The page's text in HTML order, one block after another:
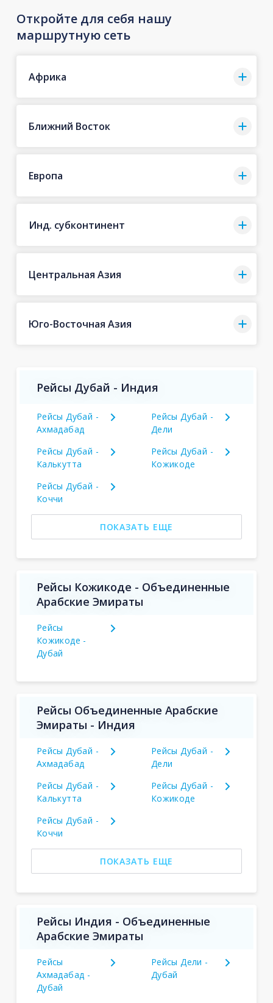
Откройте для себя нашу
маршрутную сеть
Африка
Ближний Восток
Европа
Инд. субконтинент
Центральная Азия
Юго-Восточная Азия
Рейсы Дубай - Индия
Рейсы Дубай -
Ахмадабад
Рейсы Дубай -
Дели
Рейсы Дубай -
Калькутта
Рейсы Дубай -
Кожикоде
Рейсы Дубай -
Коччи
ПОКАЗАТЬ ЕЩЕ
Рейсы Кожикоде - Объединенные
Арабские Эмираты
Рейсы
Кожикоде -
Дубай
Рейсы Объединенные Арабские
Эмираты - Индия
Рейсы Дубай -
Ахмадабад
Рейсы Дубай -
Дели
Рейсы Дубай -
Калькутта
Рейсы Дубай -
Кожикоде
Рейсы Дубай -
Коччи
ПОКАЗАТЬ ЕЩЕ
Рейсы Индия - Объединенные
Арабские Эмираты
Рейсы
Ахмадабад -
Дубай
Рейсы Дели -
Дубай